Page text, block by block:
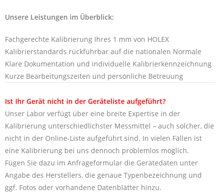
Unsere Leistungen im Überblick:
Fachgerechte Kalibrierung Ihres 1 mm von HOLEX
Kalibrierstandards rückführbar auf die nationalen Normale
Klare Dokumentation und individuelle Kalibrierkennzeichnung
Kurze Bearbeitungszeiten und persönliche Betreuung
Ist Ihr Gerät nicht in der Geräteliste aufgeführt?
Unser Labor verfügt über eine breite Expertise in der
Kalibrierung unterschiedlichster Messmittel – auch solcher, die
nicht in der Online-Liste aufgeführt sind. In vielen Fällen ist
eine Kalibrierung bei uns dennoch problemlos möglich.
Fügen Sie dazu im Anfrageformular die Gerätedaten unter
Angabe des Herstellers, die genaue Typenbezeichnung und
ggf. Fotos oder vorhandene Datenblätter hinzu.